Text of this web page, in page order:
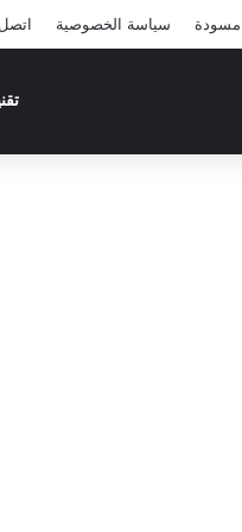
مسودة سياسة الخصوصية